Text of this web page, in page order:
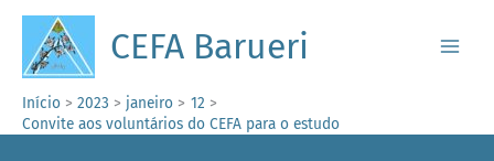
conteúdo
CEFA Barueri
Início 2023 janeiro
12
Convite aos voluntários do CEFA para o estudo